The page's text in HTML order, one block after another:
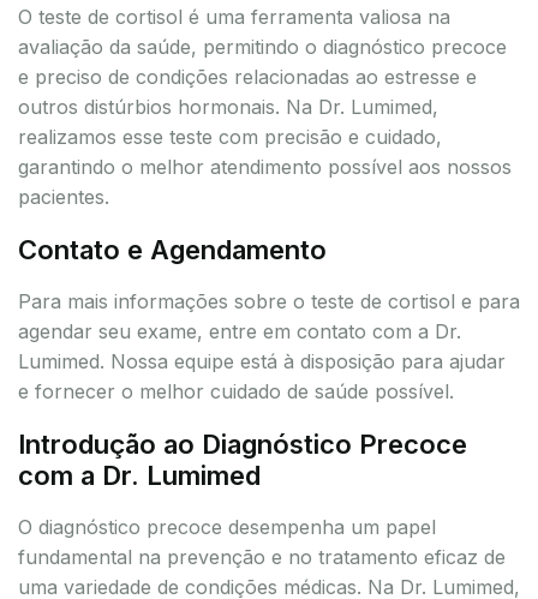
O teste de cortisol é uma ferramenta valiosa na
avaliação da saúde, permitindo o diagnóstico precoce
e preciso de condições relacionadas ao estresse e
outros distúrbios hormonais. Na Dr. Lumimed,
realizamos esse teste com precisão e cuidado,
garantindo o melhor atendimento possível aos nossos
pacientes.
Contato e Agendamento
Para mais informações sobre o teste de cortisol e para
agendar seu exame, entre em contato com a Dr.
Lumimed. Nossa equipe está à disposição para ajudar
e fornecer o melhor cuidado de saúde possível.
Introdução ao Diagnóstico Precoce
com a Dr. Lumimed
O diagnóstico precoce desempenha um papel
fundamental na prevenção e no tratamento eficaz de
uma variedade de condições médicas. Na Dr. Lumimed,